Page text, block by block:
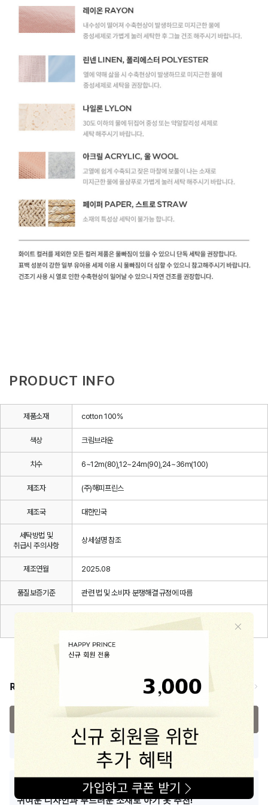
PRODUCT INFO
제품소재 cotton 100%
색상 크림브라운
치수 6~12m(80),12~24m(90),24~36m(100)
제조자 (주)해피프린스
제조국 대한민국
세탁방법 및
취급시 주의사항
상세설명 참조
제조연월 2025.08
품질보증기준 관련 법 및 소비자 분쟁해결 규정에 따름